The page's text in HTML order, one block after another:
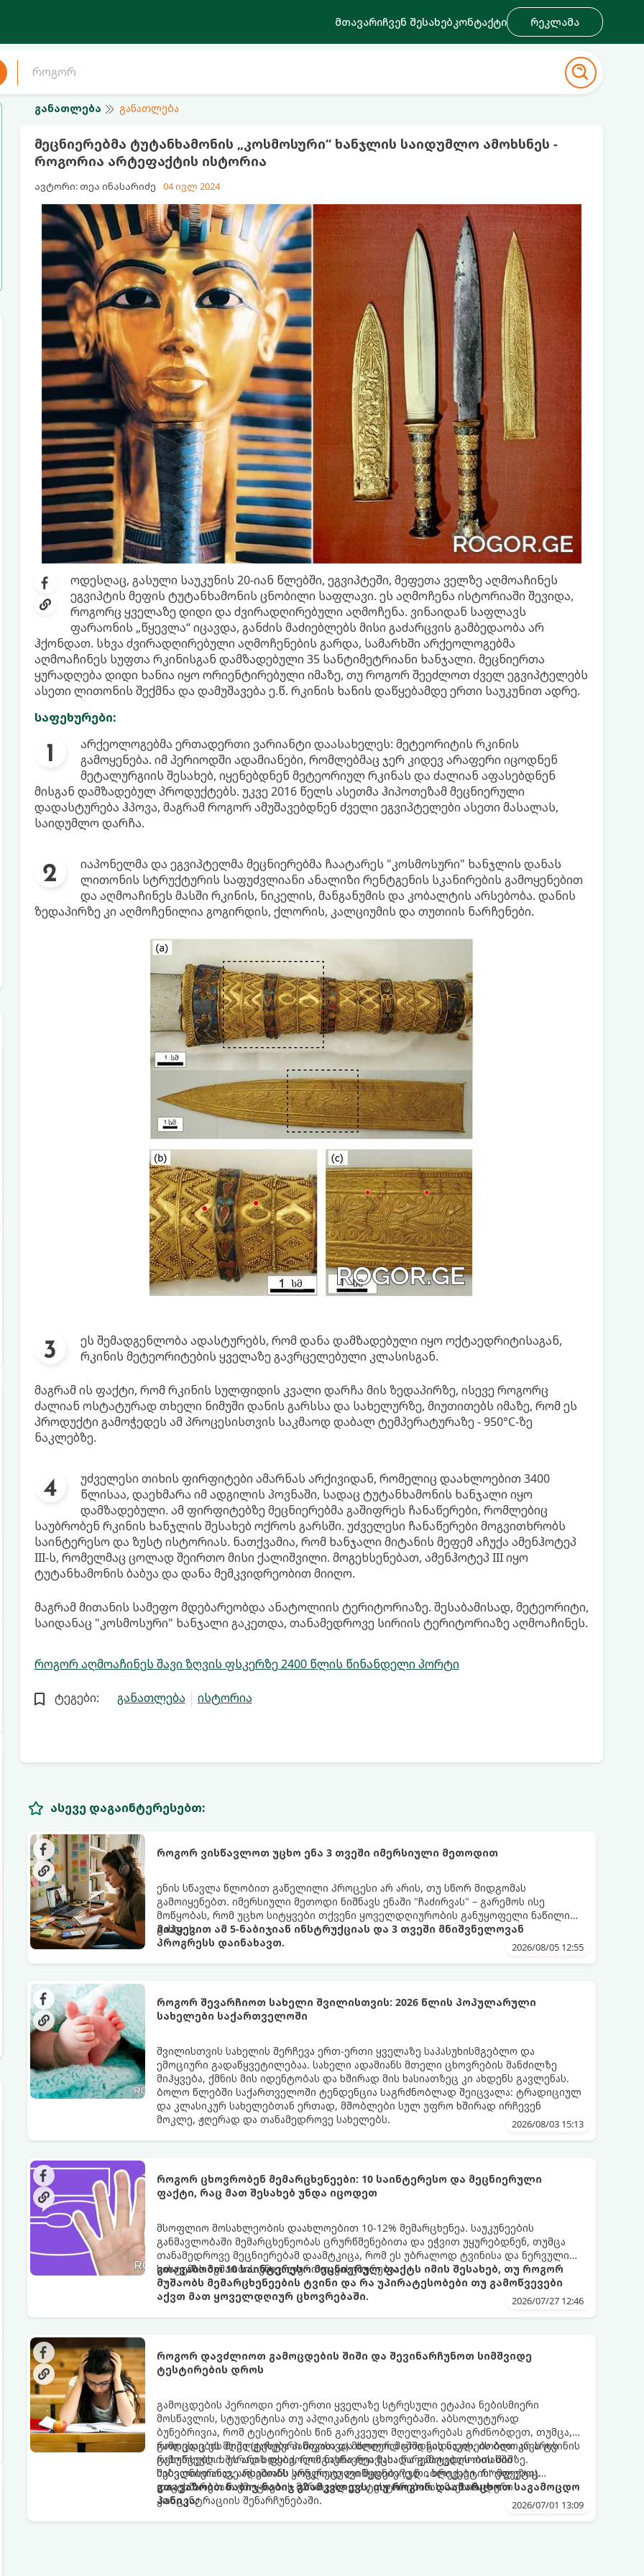
მთავარიჩვენ შესახებკონტაქტი რეკლამა
განათლება განათლება
მეცნიერებმა ტუტანხამონის „კოსმოსური“ ხანჯლის საიდუმლო ამოხსნეს -
როგორია არტეფაქტის ისტორია
ავტორი: თეა ინასარიძე 04 ივლ 2024
ოდესღაც, გასული საუკუნის 20-იან წლებში, ეგვიპტეში, მეფეთა ველზე აღმოაჩინეს
ეგვიპტის მეფის ტუტანხამონის ცნობილი საფლავი. ეს აღმოჩენა ისტორიაში შევიდა,
როგორც ყველაზე დიდი და ძვირადღირებული აღმოჩენა. ვინაიდან საფლავს
ფარაონის „წყევლა“ იცავდა, განძის მაძიებლებს მისი გაძარცვის გამბედაობა არ
ჰქონდათ. სხვა ძვირადღირებული აღმოჩენების გარდა, სამარხში არქეოლოგებმა
აღმოაჩინეს სუფთა რკინისგან დამზადებული 35 სანტიმეტრიანი ხანჯალი. მეცნიერთა
ყურადღება დიდი ხანია იყო ორიენტირებული იმაზე, თუ როგორ შეეძლოთ ძველ ეგვიპტელებს
ასეთი ლითონის შექმნა და დამუშავება ე.წ. რკინის ხანის დაწყებამდე ერთი საუკუნით ადრე.
საფეხურები:
არქეოლოგებმა ერთადერთი ვარიანტი დაასახელეს: მეტეორიტის რკინის
გამოყენება. იმ პერიოდში ადამიანები, რომლებმაც ჯერ კიდევ არაფერი იცოდნენ
მეტალურგიის შესახებ, იყენებდნენ მეტეორიულ რკინას და ძალიან აფასებდნენ
მისგან დამზადებულ პროდუქტებს. უკვე 2016 წელს ასეთმა ჰიპოთეზამ მეცნიერული
დადასტურება ჰპოვა, მაგრამ როგორ ამუშავებდნენ ძველი ეგვიპტელები ასეთი მასალას,
საიდუმლო დარჩა.
იაპონელმა და ეგვიპტელმა მეცნიერებმა ჩაატარეს "კოსმოსური" ხანჯლის დანას
ლითონის სტრუქტურის საფუძვლიანი ანალიზი რენტგენის სკანირების გამოყენებით
და აღმოაჩინეს მასში რკინის, ნიკელის, მანგანუმის და კობალტის არსებობა. დანის
ზედაპირზე კი აღმოჩენილია გოგირდის, ქლორის, კალციუმის და თუთიის ნარჩენები.
ეს შემადგენლობა ადასტურებს, რომ დანა დამზადებული იყო ოქტაედრიტისაგან,
რკინის მეტეორიტების ყველაზე გავრცელებული კლასისგან.
მაგრამ ის ფაქტი, რომ რკინის სულფიდის კვალი დარჩა მის ზედაპირზე, ისევე როგორც
ძალიან ოსტატურად თხელი ნიმუში დანის გარსსა და სახელურზე, მიუთითებს იმაზე, რომ ეს
პროდუქტი გამოჭედეს ამ პროცესისთვის საკმაოდ დაბალ ტემპერატურაზე - 950°C-ზე
ნაკლებზე.
უძველესი თიხის ფირფიტები ამარნას არქივიდან, რომელიც დაახლოებით 3400
წლისაა, დაეხმარა იმ ადგილის პოვნაში, სადაც ტუტანხამონის ხანჯალი იყო
დამზადებული. ამ ფირფიტებზე მეცნიერებმა გაშიფრეს ჩანაწერები, რომლებიც
საუბრობენ რკინის ხანჯლის შესახებ ოქროს გარსში. უძველესი ჩანაწერები მოგვითხრობს
საინტერესო და ზუსტ ისტორიას. ნათქვამია, რომ ხანჯალი მიტანის მეფემ აჩუქა ამენჰოტეპ
III-ს, რომელმაც ცოლად შეირთო მისი ქალიშვილი. მოგეხსენებათ, ამენჰოტეპ III იყო
ტუტანხამონის ბაბუა და დანა მემკვიდრეობით მიიღო.
მაგრამ მითანის სამეფო მდებარეობდა ანატოლიის ტერიტორიაზე. შესაბამისად, მეტეორიტი,
საიდანაც "კოსმოსური" ხანჯალი გაკეთდა, თანამედროვე სირიის ტერიტორიაზე აღმოაჩინეს.
როგორ აღმოაჩინეს შავი ზღვის ფსკერზე 2400 წლის წინანდელი პორტი
ტეგები: განათლება ისტორია
ასევე დაგაინტერესებთ:
როგორ ვისწავლოთ უცხო ენა 3 თვეში იმერსიული მეთოდით
ენის სწავლა წლობით გაწელილი პროცესი არ არის, თუ სწორ მიდგომას
გამოიყენებთ. იმერსიული მეთოდი ნიშნავს ენაში "ჩაძირვას" – გარემოს ისე
მოწყობას, რომ უცხო სიტყვები თქვენი ყოველდღიურობის განუყოფელი ნაწილი
გახდეს.
მიჰყევით ამ 5-ნაბიჯიან ინსტრუქციას და 3 თვეში მნიშვნელოვან
პროგრესს დაინახავთ.
2026/08/05 12:55
როგორ შევარჩიოთ სახელი შვილისთვის: 2026 წლის პოპულარული
სახელები საქართველოში
შვილისთვის სახელის შერჩევა ერთ-ერთი ყველაზე საპასუხისმგებლო და
ემოციური გადაწყვეტილებაა. სახელი ადამიანს მთელი ცხოვრების მანძილზე
მიჰყვება, ქმნის მის იდენტობას და ხშირად მის ხასიათზეც კი ახდენს გავლენას.
ბოლო წლებში საქართველოში ტენდენცია საგრძნობლად შეიცვალა: ტრადიციულ
და კლასიკურ სახელებთან ერთად, მშობლები სულ უფრო ხშირად ირჩევენ
მოკლე, ჟღერად და თანამედროვე სახელებს.
2026/08/03 15:13
როგორ ცხოვრობენ მემარცხენეები: 10 საინტერესო და მეცნიერული
ფაქტი, რაც მათ შესახებ უნდა იცოდეთ
მსოფლიო მოსახლეობის დაახლოებით 10-12% მემარცხენეა. საუკუნეების
განმავლობაში მემარცხენეობას ცრურწმენებითა და ეჭვით უყურებდნენ, თუმცა
თანამედროვე მეცნიერებამ დაამტკიცა, რომ ეს უბრალოდ ტვინისა და ნერვული
სისტემის მუშაობის უნიკალური თავისებურებაა.
გთავაზობთ 10 საინტერესო მეცნიერულ ფაქტს იმის შესახებ, თუ როგორ
მუშაობს მემარცხენეების ტვინი და რა უპირატესობები თუ გამოწვევები
აქვთ მათ ყოველდღიურ ცხოვრებაში.
2026/07/27 12:46
როგორ დავძლიოთ გამოცდების შიში და შევინარჩუნოთ სიმშვიდე
ტესტირების დროს
გამოცდების პერიოდი ერთ-ერთი ყველაზე სტრესული ეტაპია ნებისმიერი
მოსწავლის, სტუდენტისა თუ აპლიკანტის ცხოვრებაში. აბსოლუტურად
ბუნებრივია, რომ ტესტირების წინ გარკვეულ მღელვარებას გრძნობდეთ, თუმცა,
როდესაც ეს მღელვარება პანიკასა და ძლიერ შიშში გადადის, ის ბლოკავს ტვინის
რესურსებს. ხშირად ხდება, რომ ნასწავლი მასალა გამოცდის ოთახში
შესვლისთანავე ადამიანს სრულიად ავიწყდება (ე.წ. „ბლექაუტის“ ეფექტი).
გამოცდების შიში (ტესტური შფოთვა) მხოლოდ ცოდნის ნაკლებობით არ არის
გამოწვეული. ეს არის ფსიქოლოგიური რეაქცია წარუმატებლობის შიშზე.
საბედნიეროდ, არსებობს კონკრეტული მეცნიერული ხრიკები, რომლებიც
დაგეხმარებათ ემოციების მართვასა და ტესტირებისას მაქსიმალური
კონცენტრაციის შენარჩუნებაში.
გთავაზობთ ნაბიჯ-ნაბიჯ გზამკვლევს, თუ როგორ დაამარცხოთ საგამოცდო
პანიკა:
2026/07/01 13:09